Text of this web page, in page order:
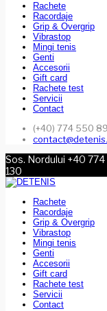
Rachete
Racordaje
Grip & Overgrip
Vibrastop
Mingi tenis
Genti
Accesorii
Gift card
Rachete test
Servicii
Contact
(+40) 774 550
Sos. Nordului +40
130
Rachete
Racordaje
Grip & Overgrip
Vibrastop
Mingi tenis
Genti
Accesorii
Gift card
Rachete test
Servicii
Contact